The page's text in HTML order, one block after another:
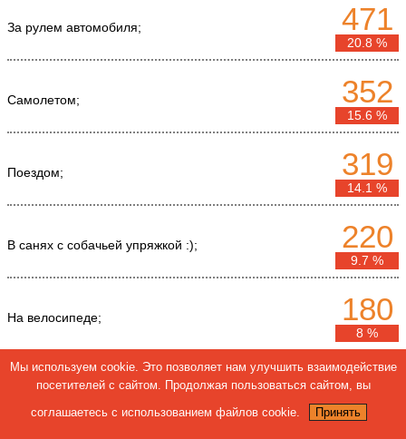
За рулем автомобиля; 471
20.8 %
Самолетом; 352
15.6 %
Поездом; 319
14.1 %
В санях с собачьей упряжкой :); 220
9.7 %
На велосипеде; 180
8 %
Пешком; 176
7.8 %
Мы используем cookie. Это позволяет нам улучшить взаимодействие
посетителей с сайтом. Продолжая пользоваться сайтом, вы
соглашаетесь с использованием файлов cookie.
Принять